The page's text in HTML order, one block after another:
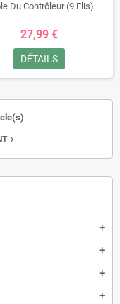
add
add
add
add
Du Contrôleur (9 Flis)
27,99 €
DÉTAILS
navigate_next